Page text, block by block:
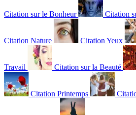
Citation sur le Bonheur Citation
Citation Nature Citation Yeux
Travail Citation sur la Beauté
Citation Printemps